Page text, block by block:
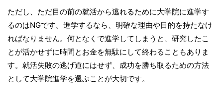
ただし、ただ目の前の就活から逃れるために大学院に進学す
るのはNGです。進学するなら、明確な理由や目的を持たなけ
ればなりません。何となくで進学してしまうと、研究したこ
とが活かせずに時間とお金を無駄にして終わることもありま
す。就活失敗の逃げ道にはせず、成功を勝ち取るための方法
として大学院進学を選ぶことが大切です。